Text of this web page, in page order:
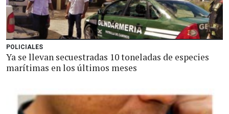
POLICIALES
Ya se llevan secuestradas 10 toneladas de especies
marítimas en los últimos meses